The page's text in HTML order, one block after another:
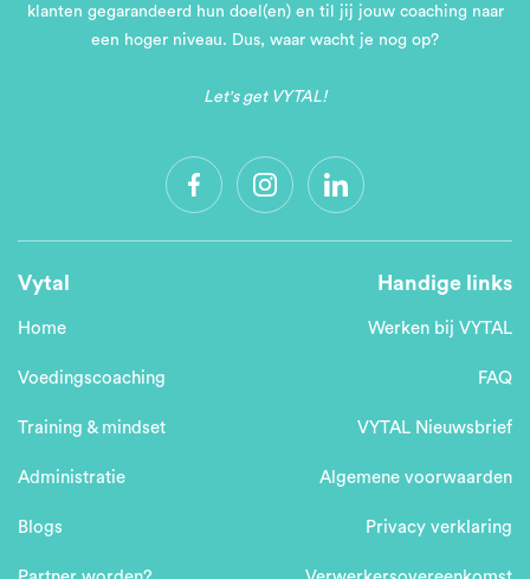
klanten gegarandeerd hun doel(en) en til jij jouw coaching naar
een hoger niveau. Dus, waar wacht je nog op?
Let's get VYTAL!
Vytal
Home
Voedingscoaching
Training & mindset
Administratie
Blogs
Handige links
Werken bij VYTAL
FAQ
VYTAL Nieuwsbrief
Algemene voorwaarden
Privacy verklaring